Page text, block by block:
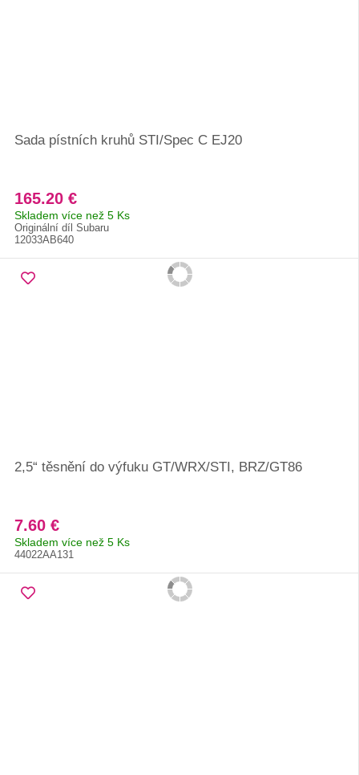
Sada pístních kruhů STI/Spec C EJ20
165.20 €
Skladem více než 5 Ks
Originální díl Subaru
12033AB640
2,5“ těsnění do výfuku GT/WRX/STI, BRZ/GT86
7.60 €
Skladem více než 5 Ks
44022AA131